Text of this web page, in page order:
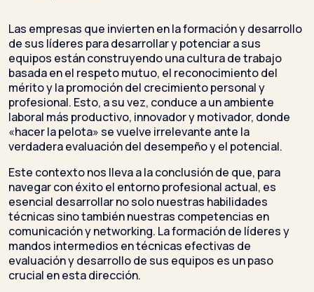
Las empresas que invierten en la formación y desarrollo
de sus líderes para desarrollar y potenciar a sus
equipos están construyendo una cultura de trabajo
basada en el respeto mutuo, el reconocimiento del
mérito y la promoción del crecimiento personal y
profesional. Esto, a su vez, conduce a un ambiente
laboral más productivo, innovador y motivador, donde
«hacer la pelota» se vuelve irrelevante ante la
verdadera evaluación del desempeño y el potencial.
Este contexto nos lleva a la conclusión de que, para
navegar con éxito el entorno profesional actual, es
esencial desarrollar no solo nuestras habilidades
técnicas sino también nuestras competencias en
comunicación y networking. La formación de líderes y
mandos intermedios en técnicas efectivas de
evaluación y desarrollo de sus equipos es un paso
crucial en esta dirección.